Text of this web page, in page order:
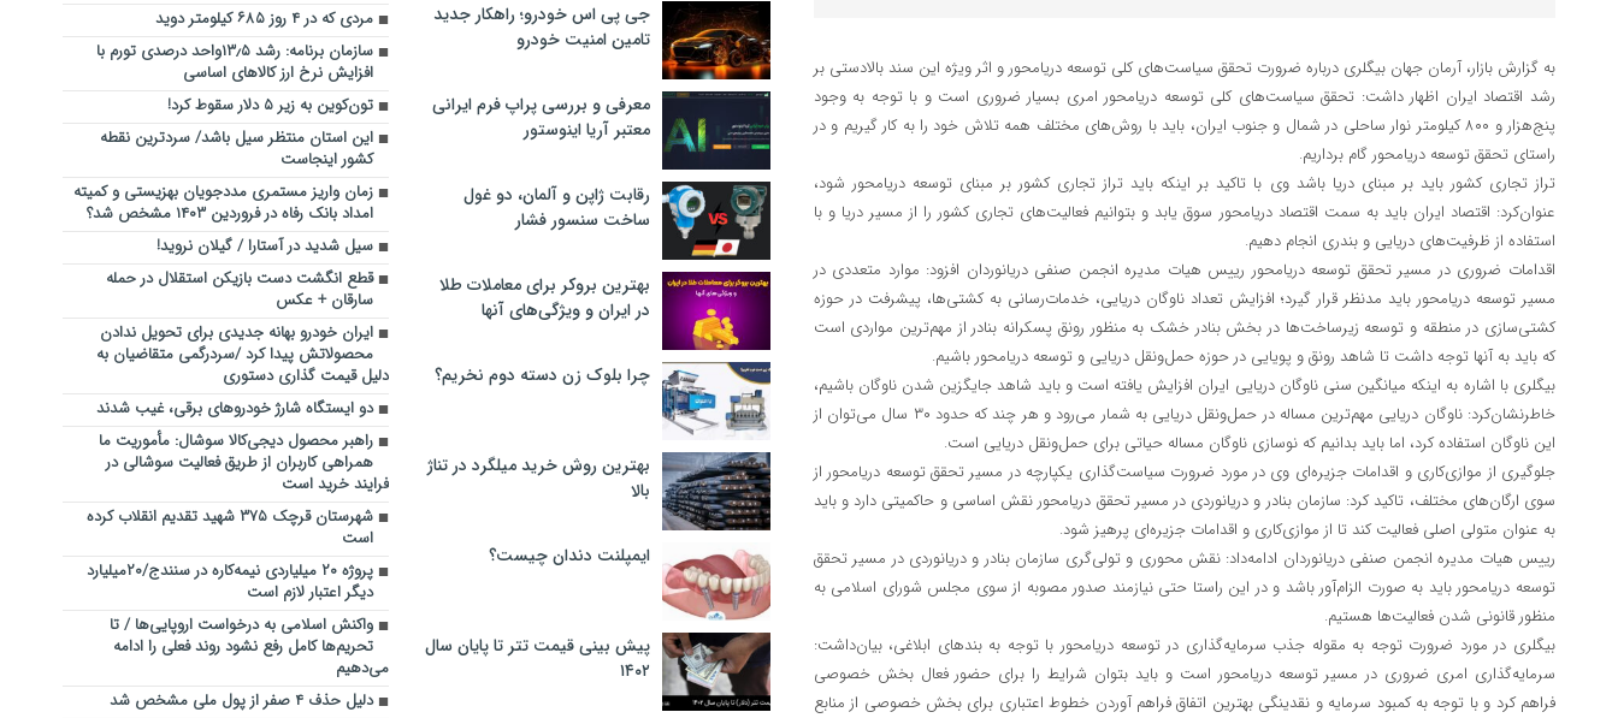
به گزارش بازار، آرمان جهان بیگلری درباره ضرورت تحقق سیاست‌های کلی توسعه دریامحور و اثر ویژه این سند بالادستی بر
رشد اقتصاد ایران اظهار داشت: تحقق سیاست‌های کلی توسعه دریامحور امری بسیار ضروری است و با توجه به وجود
پنج‌هزار و ۸۰۰ کیلومتر نوار ساحلی در شمال و جنوب ایران، باید با روش‌های مختلف همه تلاش خود را به کار گیریم و در
راستای تحقق توسعه دریامحور گام برداریم.
تراز تجاری کشور باید بر مبنای دریا باشد وی با تاکید بر اینکه باید تراز تجاری کشور بر مبنای توسعه دریامحور شود،
عنوان‌کرد: اقتصاد ایران باید به سمت اقتصاد دریامحور سوق یابد و بتوانیم فعالیت‌های تجاری کشور را از مسیر دریا و با
استفاده از ظرفیت‌های دریایی و بندری انجام دهیم.
اقدامات ضروری در مسیر تحقق توسعه دریامحور رییس هیات مدیره انجمن صنفی دریانوردان افزود: موارد متعددی در
مسیر توسعه دریامحور باید مدنظر قرار گیرد؛ افزایش تعداد ناوگان دریایی، خدمات‌رسانی به کشتی‌ها، پیشرفت در حوزه
کشتی‌سازی در منطقه و توسعه زیرساخت‌ها در بخش بنادر خشک به منظور رونق پسکرانه بنادر از مهم‌ترین مواردی است
که باید به آنها توجه داشت تا شاهد رونق و پویایی در حوزه حمل‌ونقل دریایی و توسعه دریامحور باشیم.
بیگلری با اشاره به اینکه میانگین سنی ناوگان دریایی ایران افزایش یافته است و باید شاهد جایگزین شدن ناوگان باشیم،
خاطرنشان‌کرد: ناوگان دریایی مهم‌ترین مساله در حمل‌ونقل دریایی به شمار می‌رود و هر چند که حدود ۳۰ سال می‌توان از
این ناوگان استفاده کرد، اما باید بدانیم که نوسازی ناوگان مساله حیاتی برای حمل‌ونقل دریایی است.
جلوگیری از موازی‌کاری و اقدامات جزیره‌ای وی در مورد ضرورت سیاست‌گذاری یکپارچه در مسیر تحقق توسعه دریامحور از
سوی ارگان‌های مختلف، تاکید کرد: سازمان بنادر و دریانوردی در مسیر تحقق دریامحور نقش اساسی و حاکمیتی دارد و باید
به عنوان متولی اصلی فعالیت کند تا از موازی‌کاری و اقدامات جزیره‌ای پرهیز شود.
رییس هیات مدیره انجمن صنفی دریانوردان ادامه‌داد: نقش محوری و تولی‌گری سازمان بنادر و دریانوردی در مسیر تحقق
توسعه دریامحور باید به صورت الزام‌آور باشد و در این راستا حتی نیازمند صدور مصوبه از سوی مجلس شورای اسلامی به
منظور قانونی شدن فعالیت‌ها هستیم.
بیگلری در مورد ضرورت توجه به مقوله جذب سرمایه‌گذاری در توسعه دریامحور با توجه به بندهای ابلاغی، بیان‌داشت:
سرمایه‌گذاری امری ضروری در مسیر توسعه دریامحور است و باید بتوان شرایط را برای حضور فعال بخش خصوصی
فراهم کرد و با توجه به کمبود سرمایه و نقدینگی بهترین اتفاق فراهم آوردن خطوط اعتباری برای بخش خصوصی از منابع
جی پی اس خودرو؛ راهکار جدید
تامین امنیت خودرو
معرفی و بررسی پراپ فرم ایرانی
معتبر آریا اینوستور
رقابت ژاپن و آلمان، دو غول
ساخت سنسور فشار
بهترین بروکر برای معاملات طلا
در ایران و ویژگی‌های آنها
چرا بلوک زن دسته دوم نخریم؟
بهترین روش خرید میلگرد در تناژ
بالا
ایمپلنت دندان چیست؟
پیش بینی قیمت تتر تا پایان سال
۱۴۰۲
مردی که در ۴ روز ۶۸۵ کیلومتر دوید
سازمان برنامه: رشد ۱۳٫۵واحد درصدی تورم با
افزایش نرخ ارز کالا‌های اساسی
تون‌کوین به زیر ۵ دلار سقوط کرد!
این استان منتظر سیل باشد/ سردترین نقطه
کشور اینجاست
زمان واریز مستمری مددجویان بهزیستی و کمیته
امداد بانک رفاه در فروردین ۱۴۰۳ مشخص شد؟
سیل شدید در آستارا / گیلان نروید!
قطع انگشت دست بازیکن استقلال در حمله
سارقان + عکس
ایران خودرو بهانه جدیدی برای تحویل ندادن
محصولاتش پیدا کرد /سردرگمی متقاضیان به
دلیل قیمت گذاری دستوری
دو ایستگاه شارژ خودروهای برقی، غیب شدند
راهبر محصول دیجی‌کالا سوشال: مأموریت ما
همراهی کاربران از طریق فعالیت سوشالی در
فرایند خرید است
شهرستان قرچک ۳۷۵ شهید تقدیم انقلاب کرده
است
پروژه ۲۰ میلیاردی نیمه‌کاره در سنندج/۲۰میلیارد
دیگر اعتبار لازم است
واکنش اسلامی به درخواست اروپایی‌ها / تا
تحریم‌ها کامل رفع نشود روند فعلی را ادامه
می‌دهیم
دلیل حذف ۴ صفر از پول ملی مشخص شد